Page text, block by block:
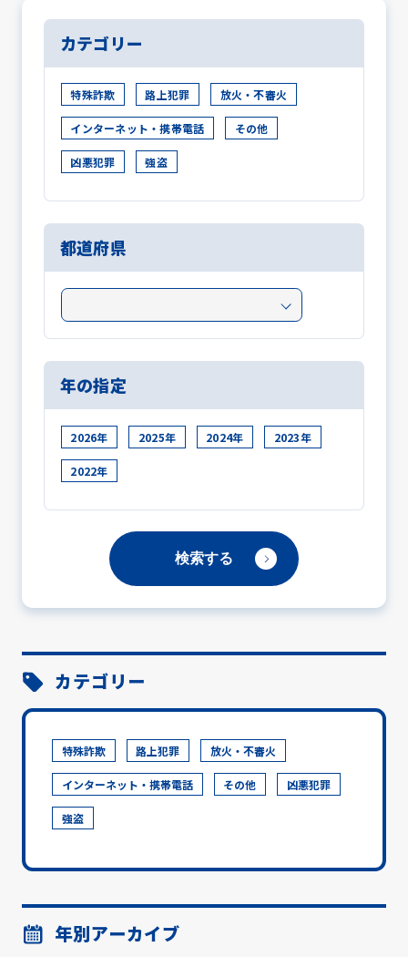
カテゴリー
特殊詐欺 路上犯罪 放火・不審火
インターネット・携帯電話 その他
凶悪犯罪 強盗
都道府県
年の指定
2026年 2025年 2024年 2023年
2022年
カテゴリー
特殊詐欺 路上犯罪 放火・不審火
インターネット・携帯電話 その他 凶悪犯罪
強盗
年別アーカイブ